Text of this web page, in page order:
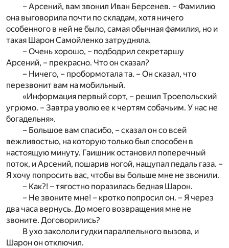
– Арсений, вам звонил Иван Берсенев. – Фамилию
она выговорила почти по складам, хотя ничего
особенного в ней не было, самая обычная фамилия, но и
такая Шарон Самойленко затрудняла.
– Очень хорошо, – подбодрил секретаршу
Арсений, – прекрасно. Что он сказал?
– Ничего, – пробормотала та. – Он сказал, что
перезвонит вам на мобильный.
«Информация первый сорт, – решил Троепольский
угрюмо. – Завтра уволю ее к чертям собачьим. У нас не
богадельня».
– Большое вам спасибо, – сказал он со всей
вежливостью, на которую только был способен в
настоящую минуту. Гаишник остановил поперечный
поток, и Арсений, пошарив ногой, нащупал педаль газа. –
Я хочу попросить вас, чтобы вы больше мне не звонили.
– Как?! – тягостно поразилась бедная Шарон.
– Не звоните мне! – кротко попросил он. – Я через
два часа вернусь. До моего возвращения мне не
звоните. Договорились?
В ухо закололи гудки параллельного вызова, и
Шарон он отключил.